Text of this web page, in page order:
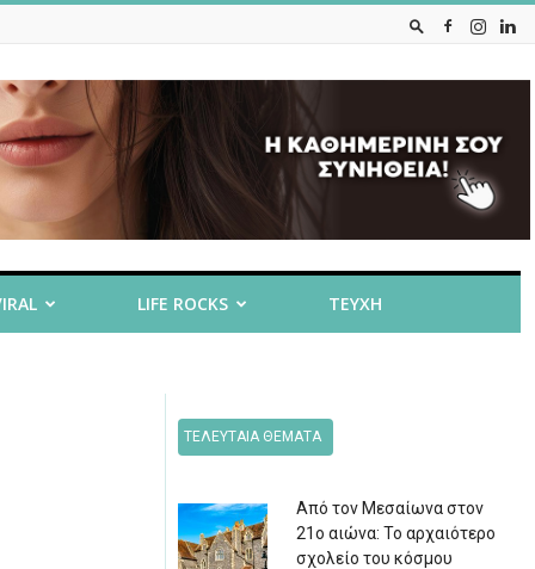
LIFE ROCKS ΤΕΥΧΗ
ΤΕΛΕΥΤΑΙΑ ΘΕΜΑΤΑ
Από τον Μεσαίωνα στον
21ο αιώνα: Το αρχαιότερο
σχολείο του κόσμου